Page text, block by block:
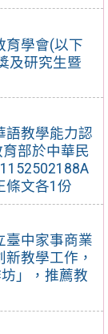
育學會(以下
及研究生暨
語教學能力認
部於中華民
條文各1份
臺中家事商業
教學工作，
」，推薦教